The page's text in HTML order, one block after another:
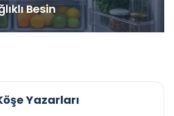
Besin
Yazarları